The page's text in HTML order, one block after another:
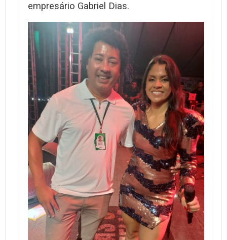
empresário Gabriel Dias.